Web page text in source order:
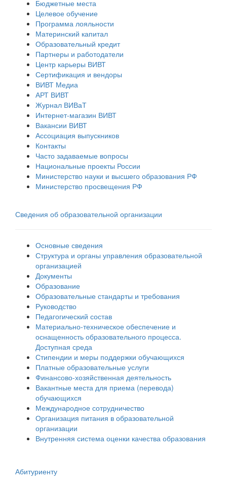
Бюджетные места
Целевое обучение
Программа лояльности
Материнский капитал
Образовательный кредит
Партнеры и работодатели
Центр карьеры ВИВТ
Сертификация и вендоры
ВИВТ Медиа
АРТ ВИВТ
Журнал ВИВаТ
Интернет-магазин ВИВТ
Вакансии ВИВТ
Ассоциация выпускников
Контакты
Часто задаваемые вопросы
Национальные проекты России
Министерство науки и высшего образования РФ
Министерство просвещения РФ
Сведения об образовательной организации
Основные сведения
Структура и органы управления образовательной
организацией
Документы
Образование
Образовательные стандарты и требования
Руководство
Педагогический состав
Материально-техническое обеспечение и
оснащенность образовательного процесса.
Доступная среда
Стипендии и меры поддержки обучающихся
Платные образовательные услуги
Финансово-хозяйственная деятельность
Вакантные места для приема (перевода)
обучающихся
Международное сотрудничество
Организация питания в образовательной
организации
Внутренняя система оценки качества образования
Абитуриенту